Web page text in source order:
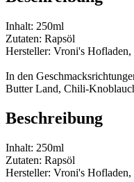
Inhalt: 250ml
Zutaten: Rapsöl
Hersteller: Vroni's Hofladen,
In den
Butter Land, Chili-
Beschreibung
Inhalt: 250ml
Zutaten: Rapsöl
Hersteller: Vroni's Hofladen,